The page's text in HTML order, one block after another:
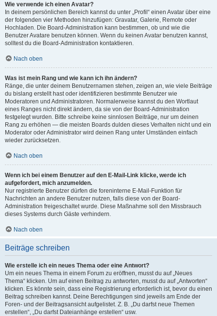
Wie verwende ich einen Avatar?
In deinem persönlichen Bereich kannst du unter „Profil“ einen Avatar über eine
der folgenden vier Methoden hinzufügen: Gravatar, Galerie, Remote oder
Hochladen. Die Board-Administration kann bestimmen, ob und wie die
Benutzer Avatare benutzen können. Wenn du keinen Avatar benutzen kannst,
solltest du die Board-Administration kontaktieren.
Nach oben
Was ist mein Rang und wie kann ich ihn ändern?
Ränge, die unter deinem Benutzernamen stehen, zeigen an, wie viele Beiträge
du bislang erstellt hast oder identifizieren bestimmte Benutzer wie
Moderatoren und Administratoren. Normalerweise kannst du den Wortlaut
eines Ranges nicht direkt ändern, da sie von der Board-Administration
festgelegt wurden. Bitte schreibe keine sinnlosen Beiträge, nur um deinen
Rang zu erhöhen — die meisten Boards dulden dieses Verhalten nicht und ein
Moderator oder Administrator wird deinen Rang unter Umständen einfach
wieder zurücksetzen.
Nach oben
Wenn ich bei einem Benutzer auf den E-Mail-Link klicke, werde ich
aufgefordert, mich anzumelden.
Nur registrierte Benutzer dürfen die foreninterne E-Mail-Funktion für
Nachrichten an andere Benutzer nutzen, falls diese von der Board-
Administration freigeschaltet wurde. Diese Maßnahme soll den Missbrauch
dieses Systems durch Gäste verhindern.
Nach oben
Beiträge schreiben
Wie erstelle ich ein neues Thema oder eine Antwort?
Um ein neues Thema in einem Forum zu eröffnen, musst du auf „Neues
Thema“ klicken. Um auf einen Beitrag zu antworten, musst du auf „Antworten“
klicken. Es könnte sein, dass eine Registrierung erforderlich ist, bevor du einen
Beitrag schreiben kannst. Deine Berechtigungen sind jeweils am Ende der
Foren- und der Beitragsansicht aufgelistet. Z. B. „Du darfst neue Themen
erstellen“, „Du darfst Dateianhänge erstellen“ usw.